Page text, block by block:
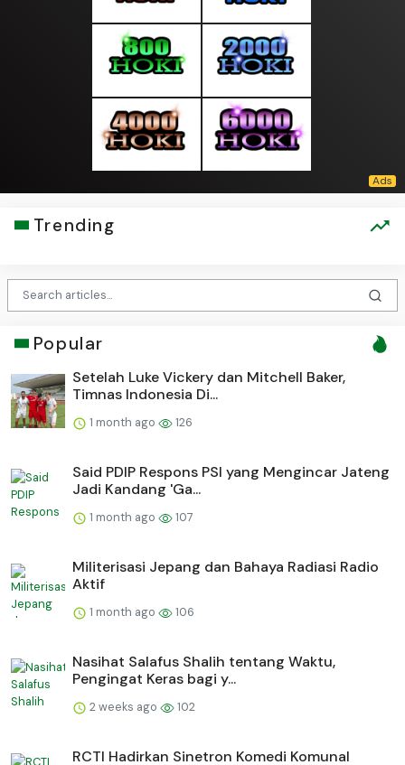
Trending
Popular
Setelah Luke Vickery dan Mitchell Baker,
Timnas Indonesia Di...
1 month ago 126
Said PDIP Respons PSI yang Mengincar Jateng
Jadi Kandang 'Ga...
1 month ago 107
Militerisasi Jepang dan Bahaya Radiasi Radio
Aktif
1 month ago 106
Nasihat Salafus Shalih tentang Waktu,
Pengingat Keras bagi y...
2 weeks ago 102
RCTI Hadirkan Sinetron Komedi Komunal